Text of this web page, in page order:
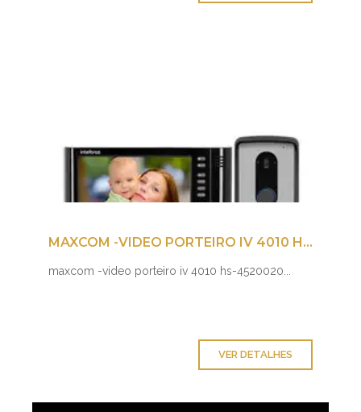
MAXCOM -VIDEO PORTEIRO IV 4010 HS-4520020
maxcom -video porteiro iv 4010 hs-4520020...
VER DETALHES